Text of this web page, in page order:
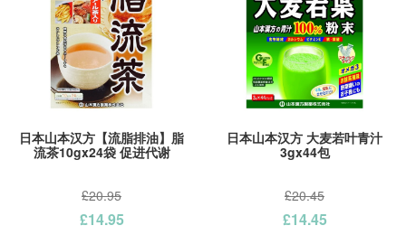
日本山本汉方【流脂排油】脂
流茶10gx24袋 促进代谢
£20.95
£14.95
日本山本汉方 大麦若叶青汁
3gx44包
£20.45
£14.45